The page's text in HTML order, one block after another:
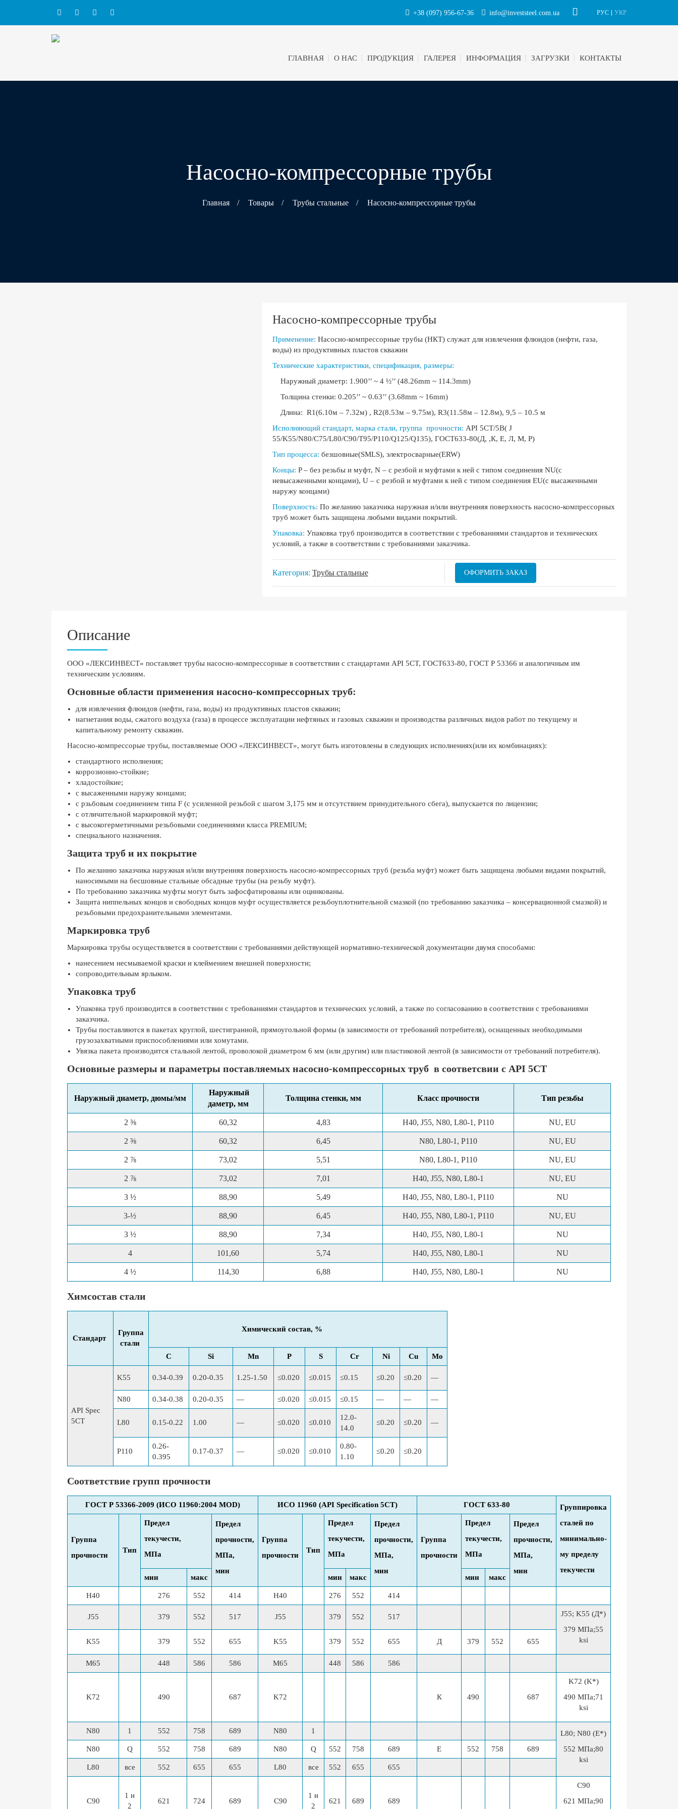
+38 (097) 956-67-36 info@investsteel.com.ua РУС УКР
ГЛАВНАЯ О НАС ПРОДУКЦИЯ ГАЛЕРЕЯ ИНФОРМАЦИЯ ЗАГРУЗКИ КОНТАКТЫ
Насосно-компрессорные трубы
Главная / Товары / Трубы стальные / Насосно-компрессорные трубы
Насосно-компрессорные трубы
Применение: Насосно-компрессорные трубы (НКТ) служат для извлечения флюидов (нефти, газа,
воды) из продуктивных пластов скважин
Технические характеристики, спецификация, размеры:
Наружный диаметр: 1.900’’ ~ 4 ½’’ (48.26mm ~ 114.3mm)
Толщина стенки: 0.205’’ ~ 0.63’’ (3.68mm ~ 16mm)
Длина: R1(6.10м – 7.32м) , R2(8.53м – 9.75м), R3(11.58м – 12.8м), 9,5 – 10.5 м
Исполняющий стандарт, марка стали, группа прочности: API 5CT/5B( J
55/K55/N80/C75/L80/C90/T95/P110/Q125/Q135), ГОСТ633-80(Д, ,К, Е, Л, М, Р)
Тип процесса: безшовные(SMLS), электросварные(ERW)
Концы: P – без резьбы и муфт, N – с резбой и муфтами к ней с типом соединения NU(с
невысаженными концами), U – с резбой и муфтами к ней с типом соединения EU(с высаженными
наружу концами)
Поверхность: По желанию заказчика наружная и/или внутренняя поверхность насосно-компрессорных
труб может быть защищена любыми видами покрытий.
Упаковка: Упаковка труб производится в соответствии с требованиями стандартов и технических
условий, а также в соответствии с требованиями заказчика.
Категория: Трубы стальные ОФОРМИТЬ ЗАКАЗ
Описание
ООО «ЛЕКСИНВЕСТ» поставляет трубы насосно-компрессорные в соответствии с стандартами API 5CT, ГОСТ633-80, ГОСТ Р 53366 и аналогичным им
техническим условиям.
Основные области применения насосно-компрессорных труб:
для извлечения флюидов (нефти, газа, воды) из продуктивных пластов скважин;
нагнетания воды, сжатого воздуха (газа) в процессе эксплуатации нефтяных и газовых скважин и производства различных видов работ по текущему и
капитальному ремонту скважин.
Насосно-компрессорые трубы, поставляемые ООО «ЛЕКСИНВЕСТ», могут быть изготовлены в следующих исполнениях(или их комбинациях):
стандартного исполнения;
коррозионно-стойкие;
хладостойкие;
с высаженными наружу концами;
с рзьбовым соединением типа F (с усиленной резьбой с шагом 3,175 мм и отсутствием принудительного сбега), выпускается по лицензии;
с отличительной маркировкой муфт;
с высокогерметичными резьбовыми соединениями класса PREMIUM;
специального назначения.
Защита труб и их покрытие
По желанию заказчика наружная и/или внутренняя поверхность насосно-компрессорных труб (резьба муфт) может быть защищена любыми видами покрытий,
наносимыми на бесшовные стальные обсадные трубы (на резьбу муфт).
По требованию заказчика муфты могут быть зафосфатированы или оцинкованы.
Защита ниппельных концов и свободных концов муфт осуществляется резьбоуплотнительной смазкой (по требованию заказчика – консервационной смазкой) и
резьбовыми предохранительными элементами.
Маркировка труб
Маркировка трубы осуществляется в соответствии с требованиями действующей нормативно-технической документации двумя способами:
нанесением несмываемой краски и клеймением внешней поверхности;
сопроводительным ярлыком.
Упаковка труб
Упаковка труб производится в соответствии с требованиями стандартов и технических условий, а также по согласованию в соответствии с требованиями
заказчика.
Трубы поставляются в пакетах круглой, шестигранной, прямоугольной формы (в зависимости от требований потребителя), оснащенных необходимыми
грузозахватными приспособлениями или хомутами.
Увязка пакета производится стальной лентой, проволокой диаметром 6 мм (или другим) или пластиковой лентой (в зависимости от требований потребителя).
Основные размеры и параметры поставляемых насосно-компрессорных труб в соответсвии с API 5CT
Наружный диаметр, дюмы/мм
Наружный
даметр, мм
Толщина стенки, мм Класс прочности Тип резьбы
2 ⅜ 60,32 4,83 H40, J55, N80, L80-1, P110 NU, EU
2 ⅜ 60,32 6,45 N80, L80-1, P110 NU, EU
2 ⅞ 73,02 5,51 N80, L80-1, P110 NU, EU
2 ⅞ 73,02 7,01 H40, J55, N80, L80-1 NU, EU
3 ½ 88,90 5,49 H40, J55, N80, L80-1, P110 NU
3-½ 88,90 6,45 H40, J55, N80, L80-1, P110 NU, EU
3 ½ 88,90 7,34 H40, J55, N80, L80-1 NU
4 101,60 5,74 H40, J55, N80, L80-1 NU
4 ½ 114,30 6,88 H40, J55, N80, L80-1 NU
Химсостав стали
Стандарт
Группа
стали
Химический состав, %
C Si Mn P S Cr Ni Cu Mo
API Spec
5CT
K55 0.34-0.39 0.20-0.35 1.25-1.50 ≤0.020 ≤0.015 ≤0.15 ≤0.20 ≤0.20 —
N80 0.34-0.38 0.20-0.35 — ≤0.020 ≤0.015 ≤0.15 — — —
L80 0.15-0.22 1.00 — ≤0.020 ≤0.010
12.0-
14.0
≤0.20 ≤0.20 —
P110
0.26-
0.395
0.17-0.37 — ≤0.020 ≤0.010
0.80-
1.10
≤0.20 ≤0.20
Соответствие групп прочности
ГОСТ Р 53366-2009 (ИСО 11960:2004 MOD) ИСО 11960 (API Specification 5CT) ГОСТ 633-80
Группировка
сталей по
минимально-
му пределу
текучести
Группа
прочности
Тип
Предел
текучести,
МПа
Предел
прочности,
МПа,
мин
Группа
прочности
Тип
Предел
текучести,
МПа
Предел
прочности,
МПа,
мин
Группа
прочности
Предел
текучести,
МПа
Предел
прочности,
МПа,
мин
мин
макс мин макс мин макс
H40 276 552 414 H40 276 552 414
J55 379 552 517 J55 379 552 517
J55; K55 (Д*)
379 МПа;55
ksi
K55 379 552 655 K55 379 552 655 Д 379 552 655
M65 448 586 586 M65 448 586 586
K72 490 687 K72 К 490 687
K72 (K*)
490 МПа;71
ksi
N80 1 552 758 689 N80 1
L80; N80 (Е*)
552 МПа;80
ksi
N80 Q 552 758 689 N80 Q 552 758 689 E 552 758 689
L80 все 552 655 655 L80 все 552 655 655
C90
1 и
2
621 724 689 C90
1 и
2
621 689 689
C90
621 МПа;90